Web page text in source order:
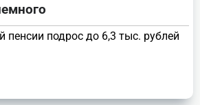
пенсии подрос до 6,3 тыс. рублей